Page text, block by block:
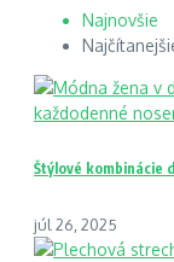
Najnovšie
Štýlové kombinácie
júl 26, 2025